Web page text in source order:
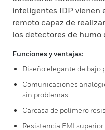
inteligentes IDP vienen
remoto capaz de
los detectores de humo
Funciones y ventajas:
Diseño elegante de bajo
Comunicaciones
sin problemas
Carcasa de polímero
Resistencia EMI